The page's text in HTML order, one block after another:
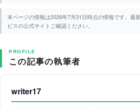
本ページの情報は2026年7月31日時点の情報です。最
ビスの公式サイトご確認ください。
PROFILE
この記事の執筆者
writer17